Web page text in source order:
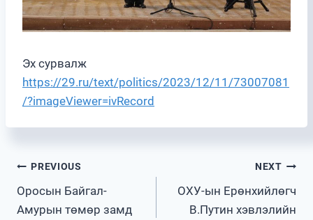
Эх сурвалж
https://29.ru/text/politics/2023/12/11/73007081
/?imageViewer=ivRecord
Post
navigation
PREVIOUS
Оросын Байгал-
Амурын төмөр замд
NEXT
ОХУ-ын Ерөнхийлөгч
В.Путин хэвлэлийн